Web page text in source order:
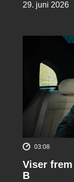
29. juni 2026
03:08
Viser
B